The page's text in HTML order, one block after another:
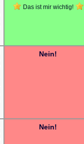
Das ist mir wichtig!
Nein!
Nein!